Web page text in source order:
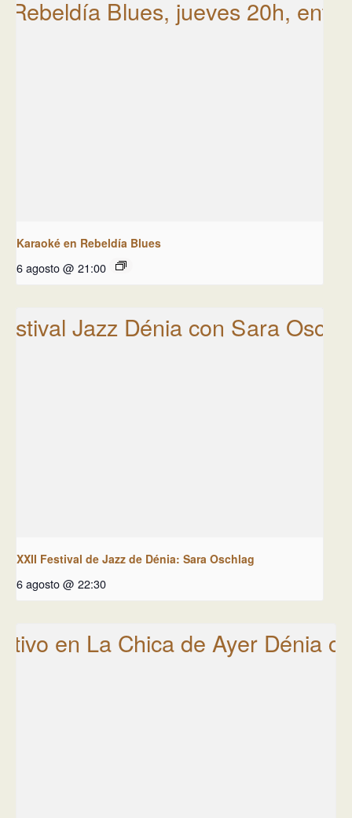
Karaoké en Rebeldía Blues
6 agosto @ 21:00
XXII Festival de Jazz de Dénia: Sara Oschlag
6 agosto @ 22:30